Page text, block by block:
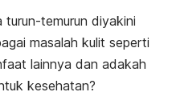
temurun diyakini
masalah kulit seperti
lainnya dan adakah
kesehatan?